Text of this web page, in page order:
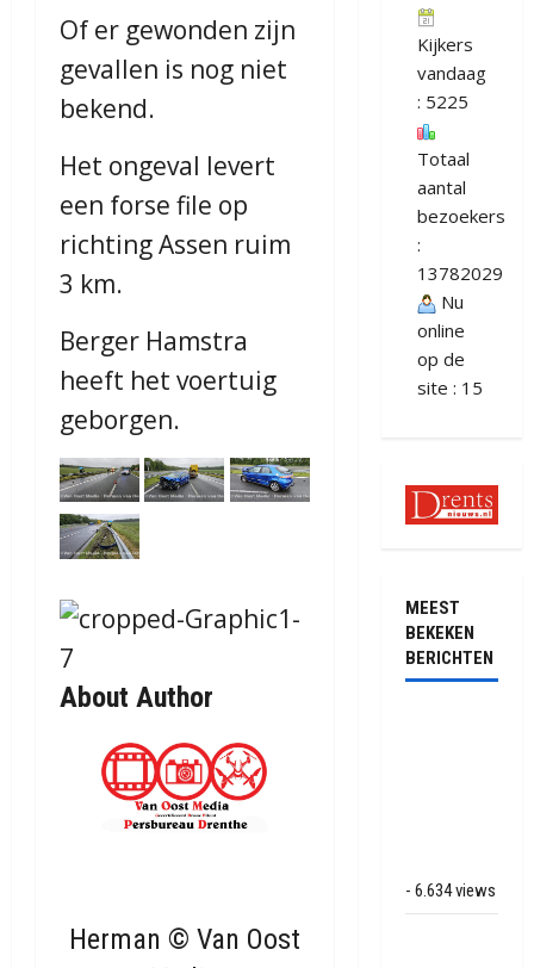
Of er gewonden zijn
gevallen is nog niet
bekend.
Het ongeval levert
een forse file op
richting Assen ruim
3 km.
Berger Hamstra
heeft het voertuig
geborgen.
About Author
Herman © Van Oost
Kijkers
vandaag
: 5225
Totaal
aantal
bezoekers
:
13782029
Nu
online
op de
site : 15
MEEST
BEKEKEN
BERICHTEN
- 6.634 views